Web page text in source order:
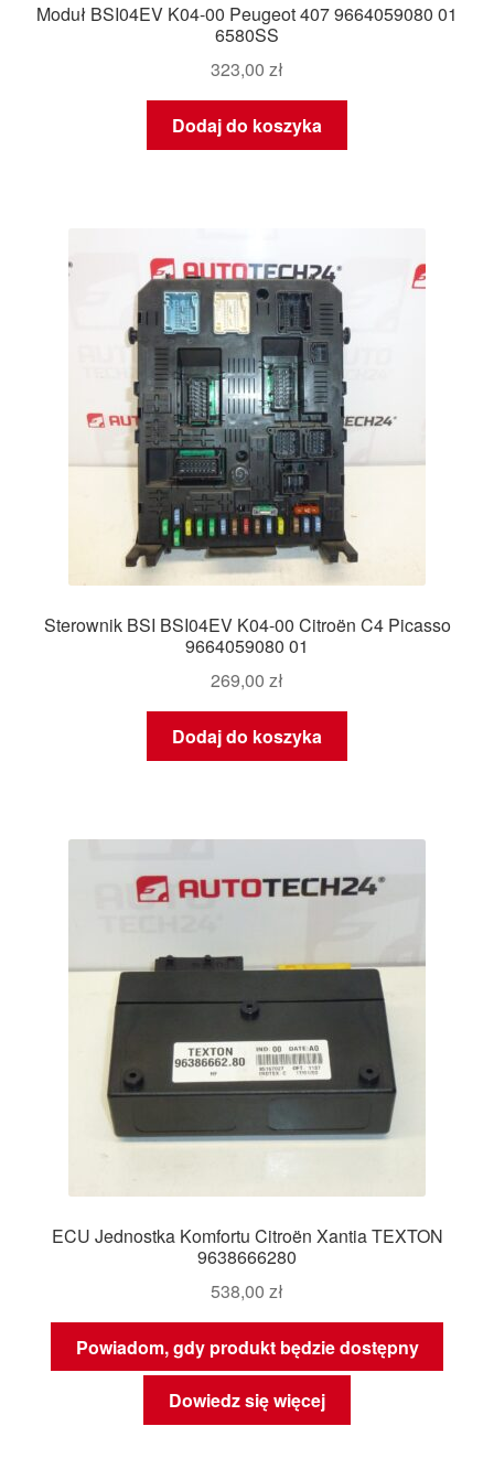
Moduł BSI04EV K04-00 Peugeot 407 9664059080 01
6580SS
323,00 zł
Dodaj do koszyka
Sterownik BSI BSI04EV K04-00 Citroën C4 Picasso
9664059080 01
269,00 zł
Dodaj do koszyka
ECU Jednostka Komfortu Citroën Xantia TEXTON
9638666280
538,00 zł
Powiadom, gdy produkt będzie dostępny
Dowiedz się więcej